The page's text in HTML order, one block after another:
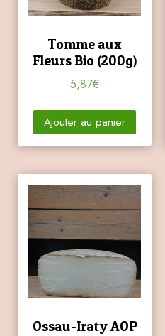
Tomme aux
Fleurs Bio (200g)
5,87€
Ajouter au panier
Ossau-Iraty AOP